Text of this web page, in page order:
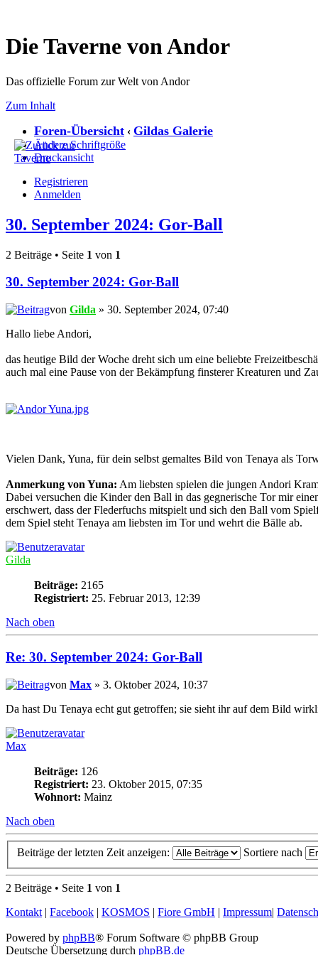
Die Taverne von Andor
Das offizielle Forum zur Welt von Andor
Zum Inhalt
Foren-Übersicht ‹ Gildas Galerie
Ändere Schriftgröße
Druckansicht
Registrieren
Anmelden
30. September 2024: Gor-Ball
2 Beiträge • Seite 1 von 1
30. September 2024: Gor-Ball
von Gilda » 30. September 2024, 07:40
Hallo liebe Andori,
das heutige Bild der Woche dreht sich um eine beliebte
auch mal eine Pause von der Bekämpfung finsterer Kreaturen und
Vielen Dank, Yuna, für dein selbst gemaltes Bild von Tenaya als
Anmerkung von Yuna: Am liebsten spielen die jungen Andori
Dabei versuchen die Kinder den Ball in das gegnerische Tor mir
erschwert, dass der Flederfuchs mitspielt und sich den Ball vom
dem Spiel steht Tenaya am liebsten im Tor und wehrt die Bälle ab.
Gilda
Beiträge: 2165
Registriert: 25. Februar 2013, 12:39
Nach oben
Re: 30. September 2024: Gor-Ball
von Max » 3. Oktober 2024, 10:37
Da hast Du Tenaya echt gut getroffen; sie sieht ihr auf dem Bild
Max
Beiträge: 126
Registriert: 23. Oktober 2015, 07:35
Wohnort: Mainz
Nach oben
Beiträge der letzten Zeit anzeigen: Sortiere nach
2 Beiträge • Seite 1 von 1
Kontakt | Facebook | KOSMOS | Fiore GmbH | Impressum|
Powered by phpBB® Forum Software © phpBB Group
Deutsche Übersetzung durch phpBB.de